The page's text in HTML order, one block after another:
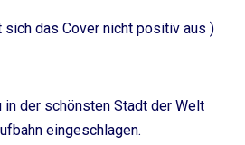
das Cover nicht positiv aus )
in der schönsten Stadt der Welt
eingeschlagen.